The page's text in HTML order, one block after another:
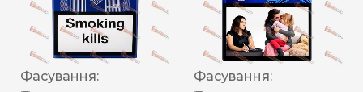
Фасування:
Фасування: